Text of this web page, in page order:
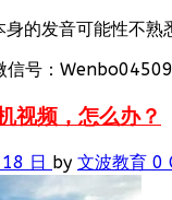
的发音可能性不
信号：
视频，怎么办？
日 by 文波教育 0